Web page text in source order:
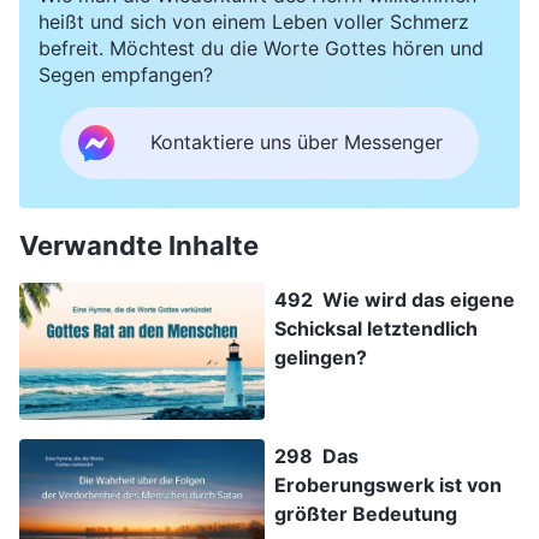
heißt und sich von einem Leben voller Schmerz
befreit. Möchtest du die Worte Gottes hören und
Segen empfangen?
Kontaktiere uns über Messenger
Verwandte Inhalte
492 Wie wird das eigene
Schicksal letztendlich
gelingen?
298 Das
Eroberungswerk ist von
größter Bedeutung